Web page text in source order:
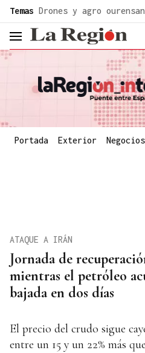
Temas Drones y agro
header.menu.open
Portada Exterior Negocios
Jornada de
mientras el petróleo
bajada en dos días
ATAQUE A IRÁN
El precio del crudo sigue
entre un 15 y un 22% más